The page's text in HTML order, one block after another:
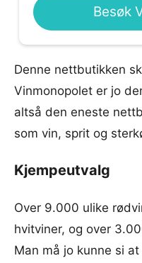
Besøk
Denne nettbutikken
Vinmonopolet er jo
altså den eneste
som vin, sprit og
Kjempeutvalg
Over 9.000 ulike
hvitviner, og over
Man må jo kunne si